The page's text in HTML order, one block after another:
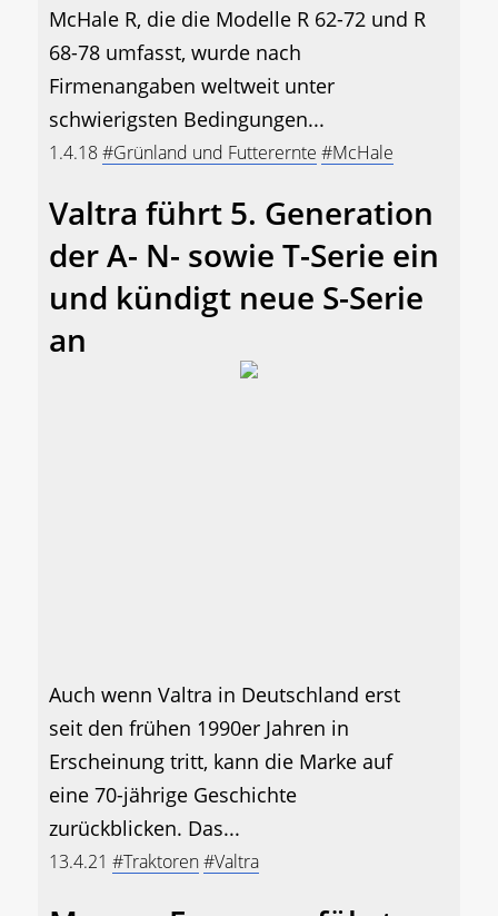
McHale R, die die Modelle R 62-72 und R
68-78 umfasst, wurde nach
Firmenangaben weltweit unter
schwierigsten Bedingungen...
1.4.18#Grünland und Futterernte #McHale
Valtra führt 5. Generation
der A- N- sowie T-Serie ein
und kündigt neue S-Serie
an
Auch wenn Valtra in Deutschland erst
seit den frühen 1990er Jahren in
Erscheinung tritt, kann die Marke auf
eine 70-jährige Geschichte
zurückblicken. Das...
13.4.21 #Traktoren#Valtra